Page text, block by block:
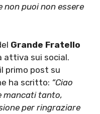
non puoi non essere
Grande Fratello
attiva sui social.
primo post su
ha scritto: “Ciao
mancati tanto,
per ringraziare